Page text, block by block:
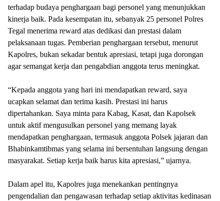
terhadap budaya penghargaan bagi personel yang menunjukkan
kinerja baik. Pada kesempatan itu, sebanyak 25 personel Polres
Tegal menerima reward atas dedikasi dan prestasi dalam
pelaksanaan tugas. Pemberian penghargaan tersebut, menurut
Kapolres, bukan sekadar bentuk apresiasi, tetapi juga dorongan
agar semangat kerja dan pengabdian anggota terus meningkat.
“Kepada anggota yang hari ini mendapatkan reward, saya
ucapkan selamat dan terima kasih. Prestasi ini harus
dipertahankan. Saya minta para Kabag, Kasat, dan Kapolsek
untuk aktif mengusulkan personel yang memang layak
mendapatkan penghargaan, termasuk anggota Polsek jajaran dan
Bhabinkamtibmas yang selama ini bersentuhan langsung dengan
masyarakat. Setiap kerja baik harus kita apresiasi,” ujarnya.
Dalam apel itu, Kapolres juga menekankan pentingnya
pengendalian dan pengawasan terhadap setiap aktivitas kedinasan